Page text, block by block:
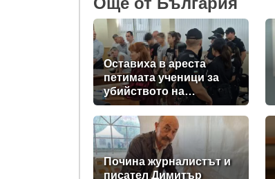
Оставиха в ареста
петимата ученици за
убийството на
Младежкия хълм:
Измъчвали Георги час,
гаврили се с него и го
обрали
Почина журналистът и
писател Димитър